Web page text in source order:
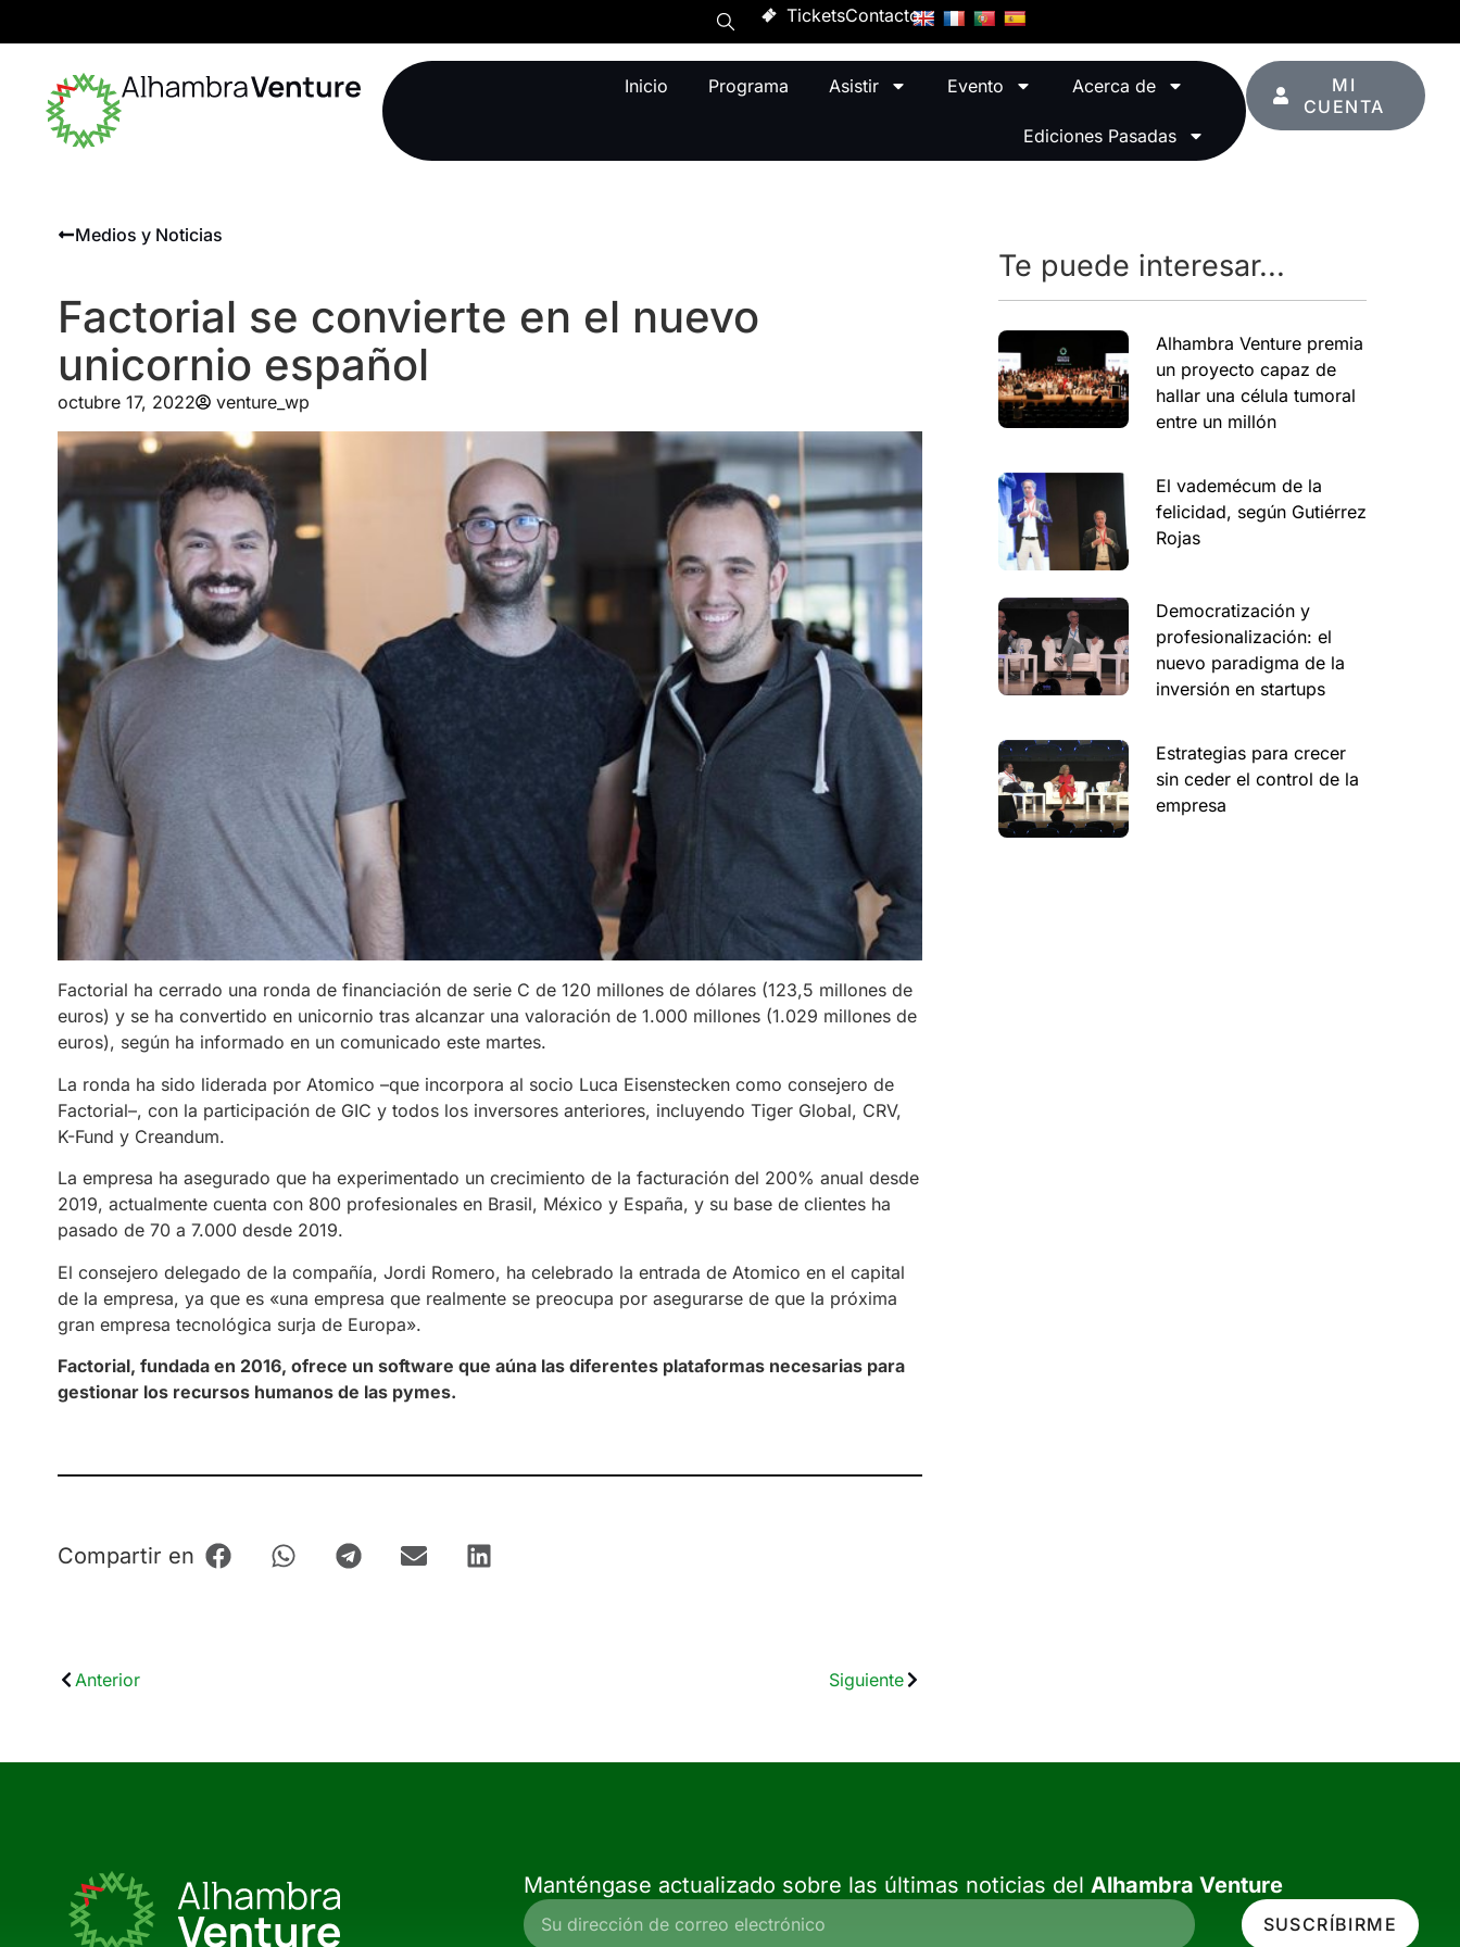
TicketsContacto
Inicio Programa Asistir Evento Acerca de
Ediciones Pasadas
MI
CUENTA
Medios y Noticias
Factorial se convierte en el nuevo
unicornio español
octubre 17, 2022 venture_wp
Factorial ha cerrado una ronda de financiación de serie C de 120 millones de dólares (123,5 millones de
euros) y se ha convertido en unicornio tras alcanzar una valoración de 1.000 millones (1.029 millones de
euros), según ha informado en un comunicado este martes.
La ronda ha sido liderada por Atomico –que incorpora al socio Luca Eisenstecken como consejero de
Factorial–, con la participación de GIC y todos los inversores anteriores, incluyendo Tiger Global, CRV,
K-Fund y Creandum.
La empresa ha asegurado que ha experimentado un crecimiento de la facturación del 200% anual desde
2019, actualmente cuenta con 800 profesionales en Brasil, México y España, y su base de clientes ha
pasado de 70 a 7.000 desde 2019.
El consejero delegado de la compañía, Jordi Romero, ha celebrado la entrada de Atomico en el capital
de la empresa, ya que es «una empresa que realmente se preocupa por asegurarse de que la próxima
gran empresa tecnológica surja de Europa».
Factorial, fundada en 2016, ofrece un software que aúna las diferentes plataformas necesarias para
gestionar los recursos humanos de las pymes.
Compartir en
Anterior Siguiente
Te puede interesar...
Alhambra Venture premia
un proyecto capaz de
hallar una célula tumoral
entre un millón
El vademécum de la
felicidad, según Gutiérrez
Rojas
Democratización y
profesionalización: el
nuevo paradigma de la
inversión en startups
Estrategias para crecer
sin ceder el control de la
empresa
Manténgase actualizado sobre las últimas noticias del Alhambra Venture
SUSCRÍBIRME